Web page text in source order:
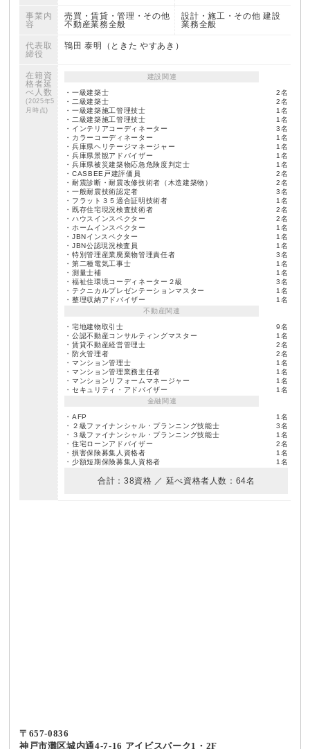
事業内
容
売買・賃貸・管理・その他
不動産業務全般
設計・施工・その他 建設
業務全般
代表取
締役
鴇田 泰明（ときた やすあき）
在籍資
格者延
べ人数
(2025年5
月時点)
建設関連
・一級建築士
2名
・二級建築士
2名
・一級建築施工管理技士
1名
・二級建築施工管理技士
1名
・インテリアコーディネーター
3名
・カラーコーディネーター
1名
・兵庫県ヘリテージマネージャー
1名
・兵庫県景観アドバイザー
1名
・兵庫県被災建築物応急危険度判定士
1名
・CASBEE戸建評価員
2名
・耐震診断・耐震改修技術者（木造建築物）
2名
・一般耐震技術認定者
3名
・フラット３５適合証明技術者
1名
・既存住宅現況検査技術者
2名
・ハウスインスペクター
2名
・ホームインスペクター
1名
・JBNインスペクター
1名
・JBN公認現況検査員
1名
・特別管理産業廃棄物管理責任者
3名
・第二種電気工事士
1名
・測量士補
1名
・福祉住環境コーディネーター２級
3名
・テクニカルプレゼンテーションマスター
1名
・整理収納アドバイザー
1名
不動産関連
・宅地建物取引士
9名
・公認不動産コンサルティングマスター
1名
・賃貸不動産経営管理士
2名
・防火管理者
2名
・マンション管理士
1名
・マンション管理業務主任者
1名
・マンションリフォームマネージャー
1名
・セキュリティ・アドバイザー
1名
金融関連
・AFP
1名
・２級ファイナンシャル・プランニング技能士
3名
・３級ファイナンシャル・プランニング技能士
1名
・住宅ローンアドバイザー
2名
・損害保険募集人資格者
1名
・少額短期保険募集人資格者
1名
合計：38資格 ／ 延べ資格者人数：64名
〒657-0836
神戸市灘区城内通4-7-16 アイビスパーク1・2F